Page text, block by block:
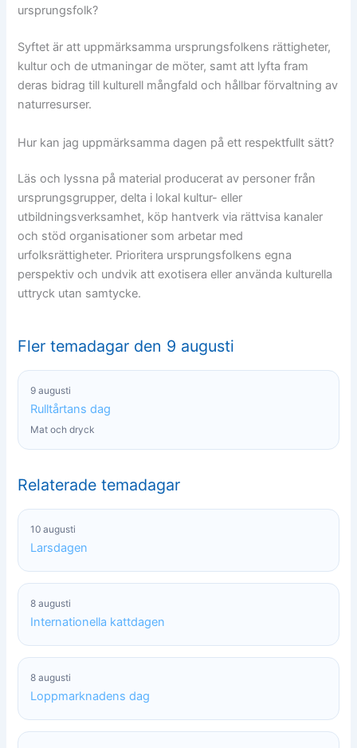
ursprungsfolk?
Syftet är att uppmärksamma ursprungsfolkens rättigheter,
kultur och de utmaningar de möter, samt att lyfta fram
deras bidrag till kulturell mångfald och hållbar förvaltning av
naturresurser.
Hur kan jag uppmärksamma dagen på ett respektfullt sätt?
Läs och lyssna på material producerat av personer från
ursprungsgrupper, delta i lokal kultur- eller
utbildningsverksamhet, köp hantverk via rättvisa kanaler
och stöd organisationer som arbetar med
urfolksrättigheter. Prioritera ursprungsfolkens egna
perspektiv och undvik att exotisera eller använda kulturella
uttryck utan samtycke.
Fler temadagar den 9 augusti
9 augusti
Rulltårtans dag
Mat och dryck
Relaterade temadagar
10 augusti
Larsdagen
8 augusti
Internationella kattdagen
8 augusti
Loppmarknadens dag